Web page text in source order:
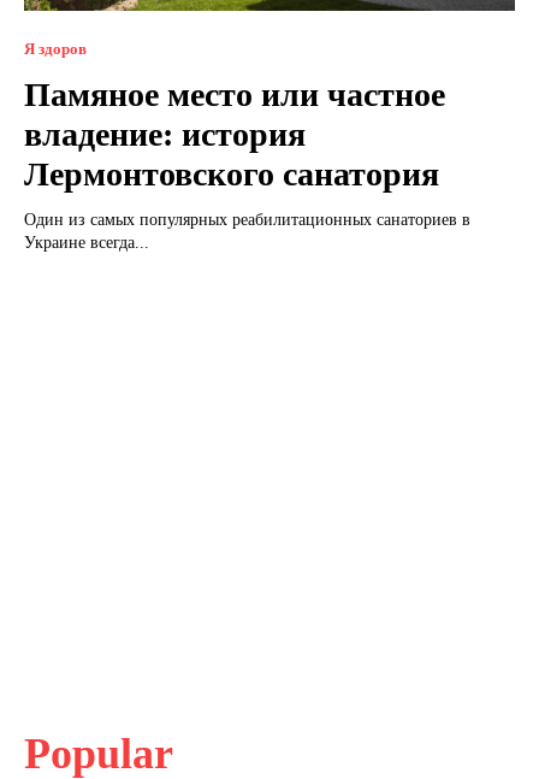
Я здоров
Памяное место или частное
владение: история
Лермонтовского санатория
Один из самых популярных реабилитационных санаториев в
Украине всегда...
Popular